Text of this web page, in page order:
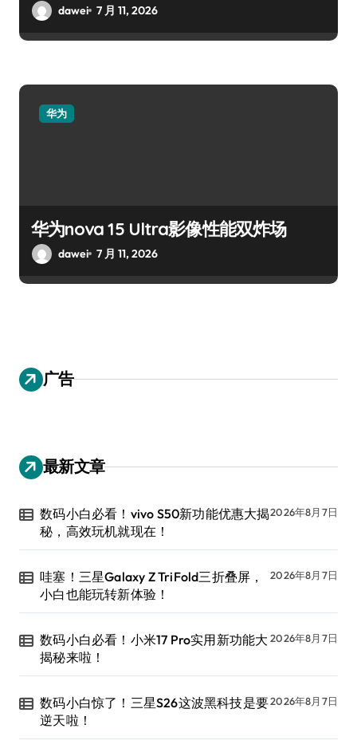
dawei 7 月 11, 2026
华为
华为nova 15 Ultra影像性能双炸场
dawei 7 月 11, 2026
广告
最新文章
数码小白必看！vivo S50新功能优惠大揭
秘，高效玩机就现在！
2026年8月7日
哇塞！三星Galaxy Z TriFold三折叠屏，
小白也能玩转新体验！
2026年8月7日
数码小白必看！小米17 Pro实用新功能大
揭秘来啦！
2026年8月7日
数码小白惊了！三星S26这波黑科技是要
逆天啦！
2026年8月7日